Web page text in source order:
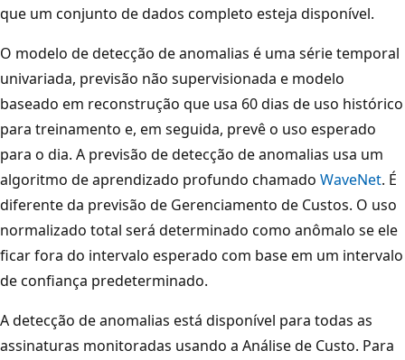
que um conjunto de dados completo esteja disponível.
O modelo de detecção de anomalias é uma série temporal
univariada, previsão não supervisionada e modelo
baseado em reconstrução que usa 60 dias de uso histórico
para treinamento e, em seguida, prevê o uso esperado
para o dia. A previsão de detecção de anomalias usa um
algoritmo de aprendizado profundo chamado WaveNet. É
diferente da previsão de Gerenciamento de Custos. O uso
normalizado total será determinado como anômalo se ele
ficar fora do intervalo esperado com base em um intervalo
de confiança predeterminado.
A detecção de anomalias está disponível para todas as
assinaturas monitoradas usando a Análise de Custo. Para